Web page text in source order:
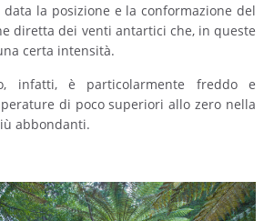
data la posizione e la conformazione del
diretta dei venti antartici che, in queste
certa intensità.
infatti, è particolarmente freddo e
di poco superiori allo zero nella
abbondanti.